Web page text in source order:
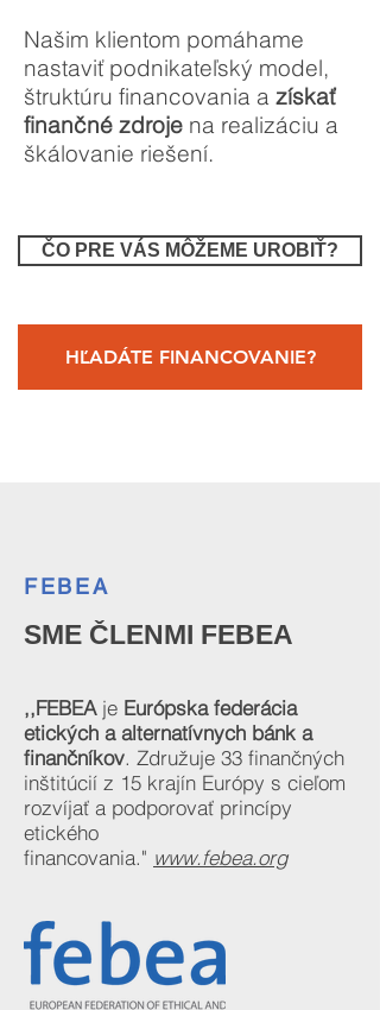
Našim klientom pomáhame
nastaviť podnikateľský model,
štruktúru financovania a získať
finančné zdroje na realizáciu a
škálovanie riešení.
ČO PRE VÁS MÔŽEME UROBIŤ?
HĽADÁTE FINANCOVANIE?
FEBEA
SME ČLENMI FEBEA
,,FEBEA je Európska federácia
etických a alternatívnych bánk a
finančníkov. Združuje 33 finančných
inštitúcií z 15 krajín Európy s cieľom
rozvíjať a podporovať princípy
etického
financovania." www.febea.org